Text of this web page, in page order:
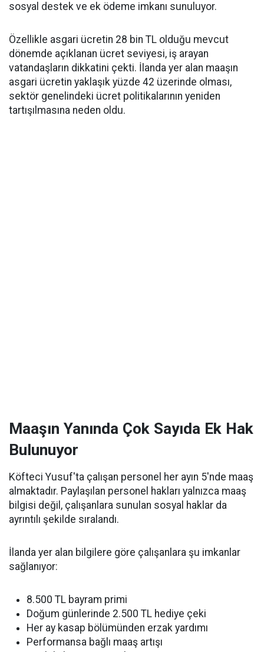
sosyal destek ve ek ödeme imkanı sunuluyor.
Özellikle asgari ücretin 28 bin TL olduğu mevcut
dönemde açıklanan ücret seviyesi, iş arayan
vatandaşların dikkatini çekti. İlanda yer alan maaşın
asgari ücretin yaklaşık yüzde 42 üzerinde olması,
sektör genelindeki ücret politikalarının yeniden
tartışılmasına neden oldu.
Maaşın Yanında Çok Sayıda Ek Hak
Bulunuyor
Köfteci Yusuf'ta çalışan personel her ayın 5'nde maaş
almaktadır. Paylaşılan personel hakları yalnızca maaş
bilgisi değil, çalışanlara sunulan sosyal haklar da
ayrıntılı şekilde sıralandı.
İlanda yer alan bilgilere göre çalışanlara şu imkanlar
sağlanıyor:
8.500 TL bayram primi
Doğum günlerinde 2.500 TL hediye çeki
Her ay kasap bölümünden erzak yardımı
Performansa bağlı maaş artışı